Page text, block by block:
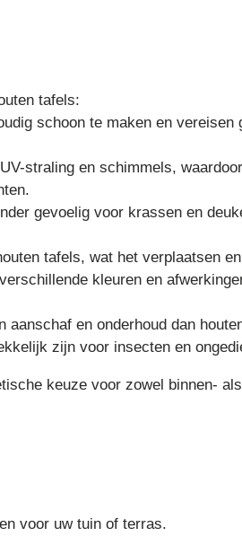
tafels:
schoon te maken en vereisen
straling en schimmels,
gevoelig voor krassen en
tafels, wat het verplaatsen
kleuren en
en onderhoud dan
zijn voor insecten en
keuze voor zowel binnen-
voor uw tuin of terras.